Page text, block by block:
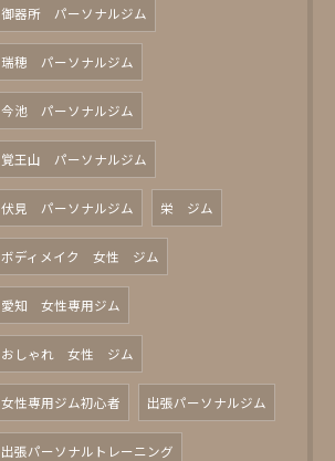
御器所 パーソナルジム
瑞穂 パーソナルジム
今池 パーソナルジム
覚王山 パーソナルジム
伏見 パーソナルジム 栄 ジム
ボディメイク 女性 ジム
愛知 女性専用ジム
おしゃれ 女性 ジム
女性専用ジム初心者 出張パーソナルジム
出張パーソナルトレーニング